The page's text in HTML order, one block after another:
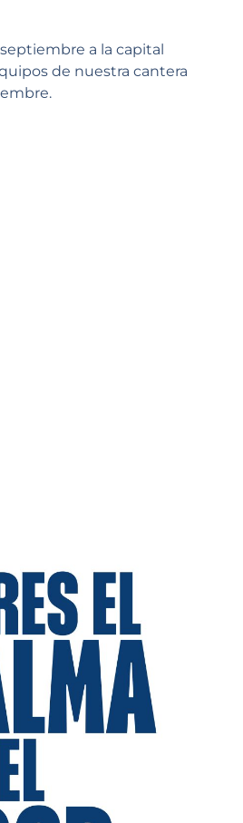
a la capital
de nuestra cantera